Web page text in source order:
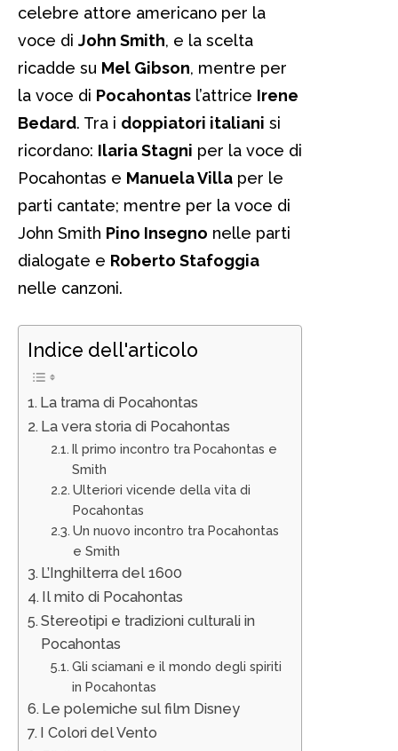
celebre attore americano per la
voce di John Smith, e la scelta
ricadde su Mel Gibson, mentre per
la voce di Pocahontas l’attrice Irene
Bedard. Tra i doppiatori italiani si
ricordano: Ilaria Stagni per la voce di
Pocahontas e Manuela Villa per le
parti cantate; mentre per la voce di
John Smith Pino Insegno nelle parti
dialogate e Roberto Stafoggia
nelle canzoni.
Indice dell'articolo
La trama di Pocahontas
La vera storia di Pocahontas
Il primo incontro tra Pocahontas e
Smith
Ulteriori vicende della vita di
Pocahontas
Un nuovo incontro tra Pocahontas
e Smith
L’Inghilterra del 1600
Il mito di Pocahontas
Stereotipi e tradizioni culturali in
Pocahontas
Gli sciamani e il mondo degli spiriti
in Pocahontas
Le polemiche sul film Disney
I Colori del Vento